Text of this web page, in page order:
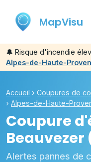
MapVisu
🔔 Risque d'incendie
Alpes-de-Haute-
Accueil › Coupures de
› Alpes-de-Haute-
Coupure
Beauvezer
Alertes pannes de